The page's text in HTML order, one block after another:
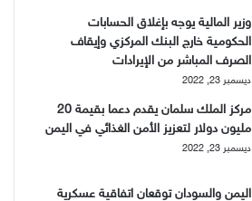
وزير المالية يوجه بإغلاق الحسابات
الحكومية خارج البنك المركزي وإيقاف
الصرف المباشر من الإيرادات
ديسمبر 23, 2022
مركز الملك سلمان يقدم دعما بقيمة 20
مليون دولار لتعزيز الأمن الغذائي في اليمن
ديسمبر 23, 2022
اليمن والسودان توقعان اتفاقية عسكرية